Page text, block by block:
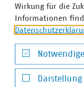
Wirkung für die
Informationen
Notwendige